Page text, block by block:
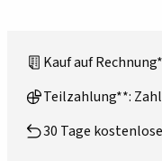
Kauf auf
Teilzahlung**:
30 Tage